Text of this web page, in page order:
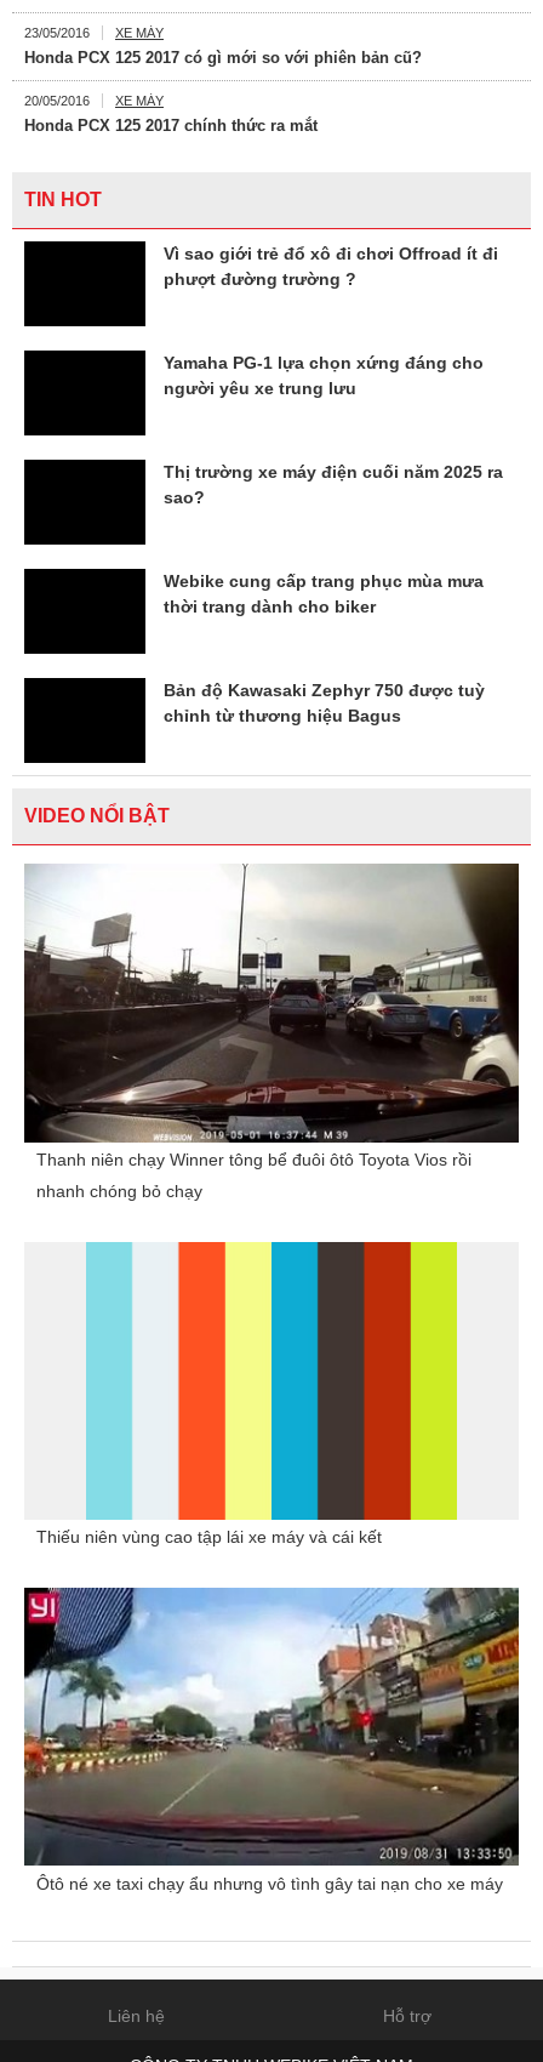
23/05/2016 XE MÁY
Honda PCX 125 2017 có gì mới so với phiên bản cũ?
20/05/2016 XE MÁY
Honda PCX 125 2017 chính thức ra mắt
TIN HOT
Vì sao giới trẻ đổ xô đi chơi Offroad ít đi
phượt đường trường ?
Yamaha PG-1 lựa chọn xứng đáng cho
người yêu xe trung lưu
Thị trường xe máy điện cuối năm 2025 ra
sao?
Webike cung cấp trang phục mùa mưa
thời trang dành cho biker
Bản độ Kawasaki Zephyr 750 được tuỳ
chỉnh từ thương hiệu Bagus
VIDEO NỔI BẬT
Thanh niên chạy Winner tông bể đuôi ôtô Toyota Vios rồi
nhanh chóng bỏ chạy
Thiếu niên vùng cao tập lái xe máy và cái kết
Ôtô né xe taxi chạy ẩu nhưng vô tình gây tai nạn cho xe máy
Liên hệ Hỗ trợ